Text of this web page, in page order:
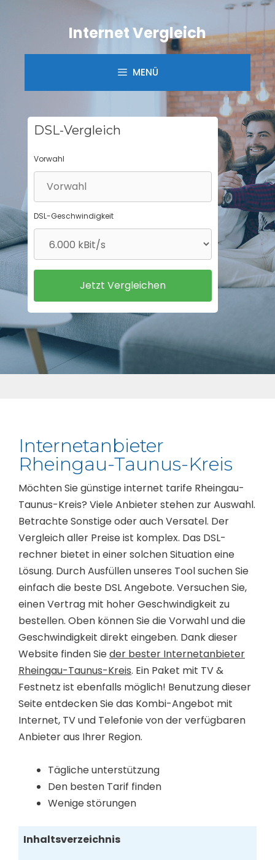
Internet Vergleich
MENÜ
DSL-Vergleich
Vorwahl
DSL-Geschwindigkeit
Internetanbieter
Rheingau-Taunus-Kreis
Möchten Sie günstige internet tarife Rheingau-
Taunus-Kreis? Viele Anbieter stehen zur Auswahl.
Betrachte Sonstige oder auch Versatel. Der
Vergleich aller Preise ist komplex. Das DSL-
rechner bietet in einer solchen Situation eine
Lösung. Durch Ausfüllen unseres Tool suchen Sie
einfach die beste DSL Angebote. Versuchen Sie,
einen Vertrag mit hoher Geschwindigkeit zu
bestellen. Oben können Sie die Vorwahl und die
Geschwindigkeit direkt eingeben. Dank dieser
Website finden Sieder bester Internetanbieter
Rheingau-Taunus-Kreis. Ein Paket mit TV &
Festnetz ist ebenfalls möglich! Benutzung dieser
Seite entdecken Sie das Kombi-Angebot mit
Internet, TV und Telefonie von der verfügbaren
Anbieter aus Ihrer Region.
Tägliche unterstützung
Den besten Tarif finden
Wenige störungen
Inhaltsverzeichnis